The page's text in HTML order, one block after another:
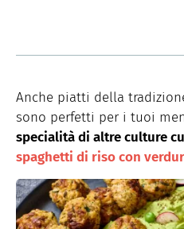
Anche piatti della
sono perfetti per i tuoi
specialità di altre culture
spaghetti di riso con